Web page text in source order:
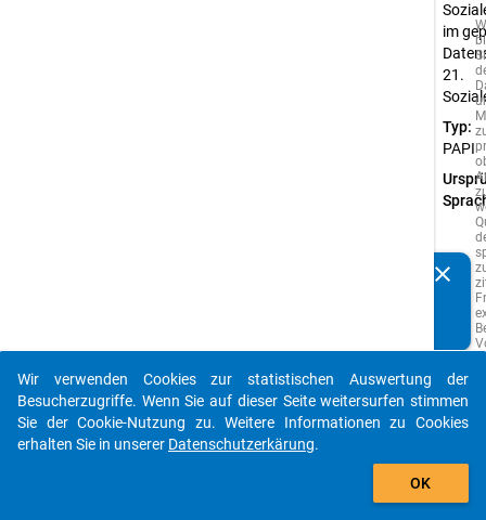
im
21.
Typ:
PAPI
clear
auto_stories
add_shopping_cart
Wir verwenden Cookies zur statistischen Auswertung der
Besucherzugriffe. Wenn Sie auf dieser Seite weitersurfen stimmen
Sie der Cookie-Nutzung zu. Weitere Informationen zu Cookies
erhalten Sie in unserer Datenschutzerkärung.
OK